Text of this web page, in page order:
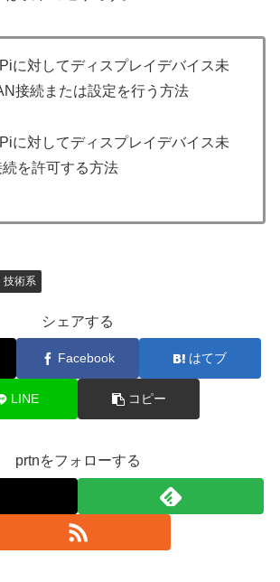
に対してディスプレイデバイス未
接続または設定を行う方法
に対してディスプレイデバイス未
を許可する方法
技術系
シェアする
Facebook はてブ
LINE コピー
prtnをフォローする